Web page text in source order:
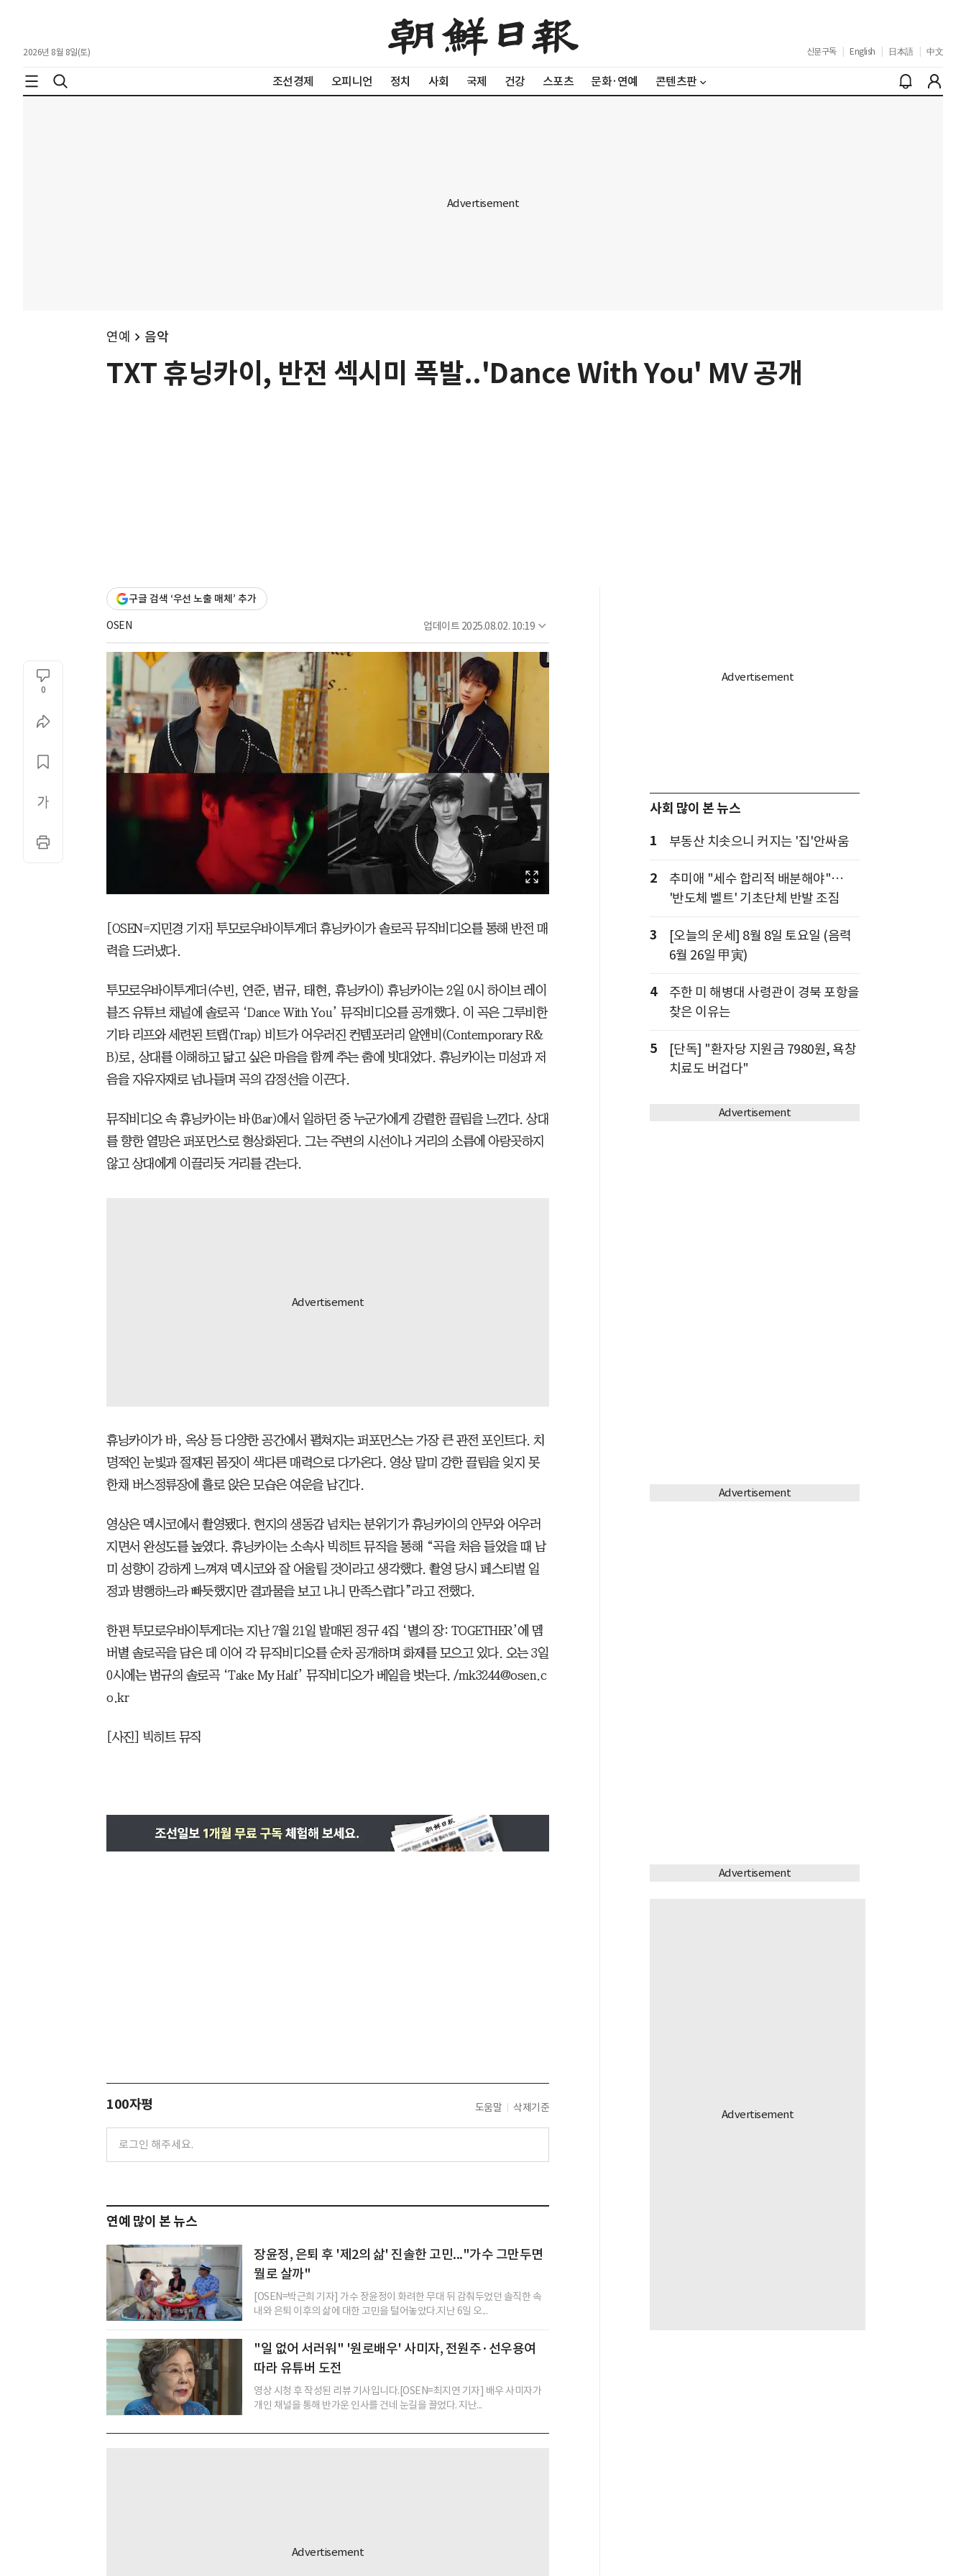
2026년 8월 8일(토) 신문구독 English 日本語 中文
조선경제 오피니언 정치 사회 국제 건강 스포츠 문화·연예 콘텐츠판
연예 음악
TXT 휴닝카이, 반전 섹시미 폭발..'Dance With You' MV 공개
구글 검색 ‘우선 노출 매체’ 추가
OSEN 업데이트 2025.08.02. 10:19
0
[OSEN=지민경 기자] 투모로우바이투게더 휴닝카이가 솔로곡 뮤직비디오를 통해 반전 매
력을 드러냈다.
투모로우바이투게더(수빈, 연준, 범규, 태현, 휴닝카이) 휴닝카이는 2일 0시 하이브 레이
블즈 유튜브 채널에 솔로곡 ‘Dance With You’ 뮤직비디오를 공개했다. 이 곡은 그루비한
기타 리프와 세련된 트랩(Trap) 비트가 어우러진 컨템포러리 알앤비(Contemporary R&
B)로, 상대를 이해하고 닮고 싶은 마음을 함께 추는 춤에 빗대었다. 휴닝카이는 미성과 저
음을 자유자재로 넘나들며 곡의 감정선을 이끈다.
뮤직비디오 속 휴닝카이는 바(Bar)에서 일하던 중 누군가에게 강렬한 끌림을 느낀다. 상대
를 향한 열망은 퍼포먼스로 형상화된다. 그는 주변의 시선이나 거리의 소름에 아랑곳하지
않고 상대에게 이끌리듯 거리를 걷는다.
휴닝카이가 바, 옥상 등 다양한 공간에서 펼쳐지는 퍼포먼스는 가장 큰 관전 포인트다. 치
명적인 눈빛과 절제된 몸짓이 색다른 매력으로 다가온다. 영상 말미 강한 끌림을 잊지 못
한채 버스정류장에 홀로 앉은 모습은 여운을 남긴다.
영상은 멕시코에서 촬영됐다. 현지의 생동감 넘치는 분위기가 휴닝카이의 안무와 어우러
지면서 완성도를 높였다. 휴닝카이는 소속사 빅히트 뮤직을 통해 “곡을 처음 들었을 때 남
미 성향이 강하게 느껴져 멕시코와 잘 어울릴 것이라고 생각했다. 촬영 당시 페스티벌 일
정과 병행하느라 빠듯했지만 결과물을 보고 나니 만족스럽다”라고 전했다.
한편 투모로우바이투게더는 지난 7월 21일 발매된 정규 4집 ‘별의 장: TOGETHER’에 멤
버별 솔로곡을 담은 데 이어 각 뮤직비디오를 순차 공개하며 화제를 모으고 있다. 오는 3일
0시에는 범규의 솔로곡 ‘Take My Half’ 뮤직비디오가 베일을 벗는다. /mk3244@osen.c
o.kr
[사진] 빅히트 뮤직
100자평 도움말 삭제기준
연예 많이 본 뉴스
장윤정, 은퇴 후 '제2의 삶' 진솔한 고민..."가수 그만두면
뭘로 살까"
[OSEN=박근희 기자] 가수 장윤정이 화려한 무대 뒤 감춰두었던 솔직한 속
내와 은퇴 이후의 삶에 대한 고민을 털어놓았다.지난 6일 오...
"일 없어 서러워" '원로배우' 사미자, 전원주·선우용여
따라 유튜버 도전
영상 시청 후 작성된 리뷰 기사입니다.[OSEN=최지연 기자] 배우 사미자가
개인 채널을 통해 반가운 인사를 건네 눈길을 끌었다. 지난...
사회 많이 본 뉴스
1
부동산 치솟으니 커지는 '집'안싸움
2
추미애 "세수 합리적 배분해야"…
'반도체 벨트' 기초단체 반발 조짐
3
[오늘의 운세] 8월 8일 토요일 (음력
6월 26일 甲寅)
4
주한 미 해병대 사령관이 경북 포항을
찾은 이유는
5
[단독] "환자당 지원금 7980원, 욕창
치료도 버겁다"